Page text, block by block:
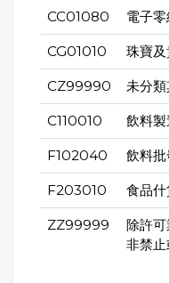
CC01080 電子
CG01010 珠寶
CZ99990 未分
C110010 飲料製
F102040 飲料批
F203010 食品
ZZ99999
除許
非禁